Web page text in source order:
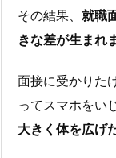
その結果、 就職
きな差が生まれ
面接に受かりた
ってスマホをい
大きく体を広げ